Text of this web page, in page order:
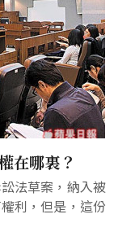
在哪裏？
法草案，納入被
利，但是，這份